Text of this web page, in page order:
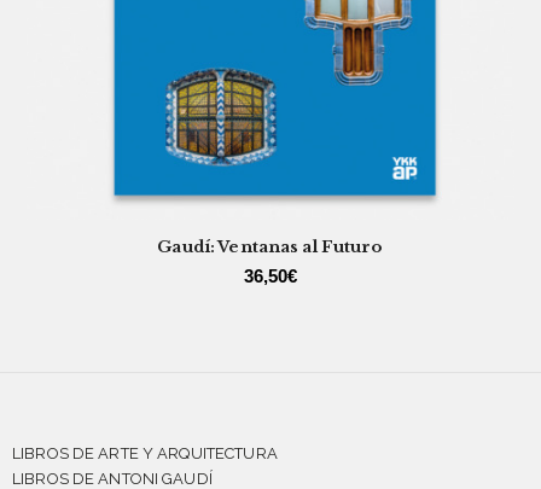
Gaudí: Ventanas al Futuro
36,50€
LIBROS DE ARTE Y ARQUITECTURA
LIBROS DE ANTONI GAUDÍ